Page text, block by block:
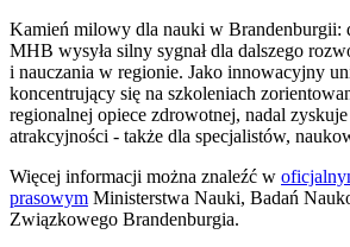
Kamień milowy dla nauki w Brandenburgii:
MHB wysyła silny sygnał dla dalszego
i nauczania w regionie. Jako innowacyjny
koncentrujący się na szkoleniach
regionalnej opiece zdrowotnej, nadal
atrakcyjności - także dla specjalistów,
Więcej informacji można znaleźć w
prasowym Ministerstwa Nauki, Badań
Związkowego Brandenburgia.